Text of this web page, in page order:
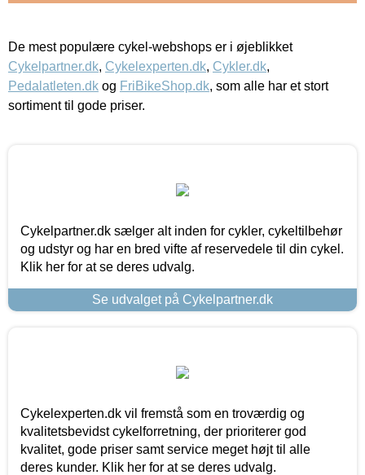
De mest populære cykel-webshops er i øjeblikket
Cykelpartner.dk, Cykelexperten.dk, Cykler.dk,
Pedalatleten.dk og FriBikeShop.dk, som alle har et stort
sortiment til gode priser.
Cykelpartner.dk sælger alt inden for cykler, cykeltilbehør
og udstyr og har en bred vifte af reservedele til din cykel.
Klik her for at se deres udvalg.
Se udvalget på Cykelpartner.dk
Cykelexperten.dk vil fremstå som en troværdig og
kvalitetsbevidst cykelforretning, der prioriterer god
kvalitet, gode priser samt service meget højt til alle
deres kunder. Klik her for at se deres udvalg.